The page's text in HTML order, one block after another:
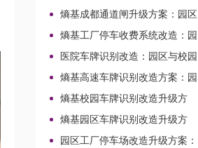
兼容改造路径
熵基成都通道闸升级方案：园区
与校园通行改造路径
熵基工厂停车收费系统改造：园
区与校园场景升级路径
医院车牌识别改造：园区与校园
场景的升级选型路径
熵基高速车牌识别改造方案：园
区与校园出入口升级路径
熵基校园车牌识别改造升级方
案：园区车行通道整合路径
熵基园区车牌识别改造升级方
案：校园与园区车行通道整合路径
园区工厂停车场改造升级方案：